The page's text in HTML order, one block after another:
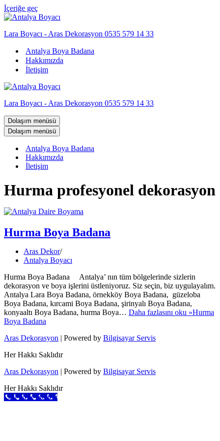
İçeriğe geç
Lara Boyacı - Aras Dekorasyon 0535 579 14 33
Antalya Boya Badana
Hakkımızda
İletişim
Lara Boyacı - Aras Dekorasyon 0535 579 14 33
Dolaşım menüsü
Dolaşım menüsü
Antalya Boya Badana
Hakkımızda
İletişim
Hurma profesyonel dekorasyon
Hurma Boya Badana
Aras Dekor
Antalya Boyacı
Hurma Boya Badana Antalya’ nın tüm bölgelerinde sizlerin
dekorasyon ve boya işlerini üstleniyoruz. Siz seçin, biz uygulayalım.
Antalya Lara Boya Badana, örnekköy Boya Badana, güzeloba
Boya Badana, kırcami Boya Badana, şirinyalı Boya Badana,
konyaaltı Boya Badana, hurma Boya… Daha fazlasını oku »Hurma
Boya Badana
Aras Dekorasyon | Powered by Bilgisayar Servis
Her Hakkı Saklıdır
Aras Dekorasyon | Powered by Bilgisayar Servis
Her Hakkı Saklıdır
Call Now Button